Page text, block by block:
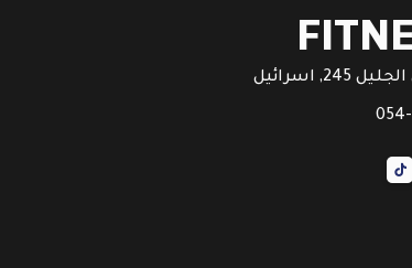
اسرائيل
054-